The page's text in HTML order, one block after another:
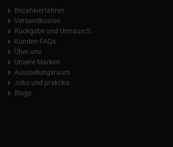
Bezahlverfahren
Versandkosten
Rückgabe und Umtausch
Kunden FAQs
Über uns
Unsere Marken
Ausstellungsraum
Jobs und praktika
Blogs